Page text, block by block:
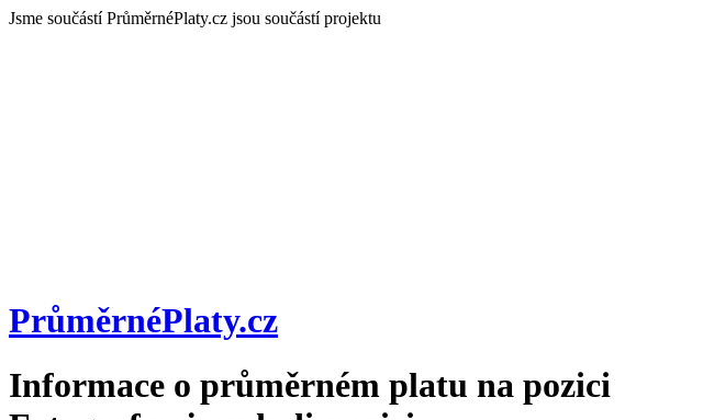
Jsme součástí PrůměrnéPlaty.cz jsou součástí projektu
PrůměrnéPlaty.cz
Informace o průměrném platu na pozici